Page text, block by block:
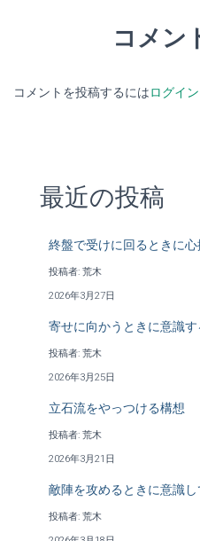
コメン
コメントを投稿するにはログイン
最近の投稿
終盤で受けに回るときに
投稿者: 荒木
2026年3月27日
寄せに向かうときに意識
投稿者: 荒木
2026年3月25日
立石流をやっつける構想
投稿者: 荒木
2026年3月21日
敵陣を攻めるときに意識
投稿者: 荒木